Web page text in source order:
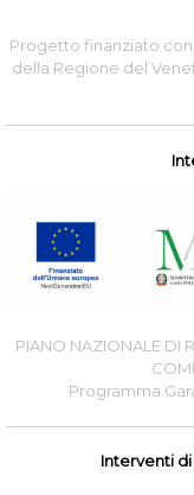
Progetto finanziato con
della Regione del
PIANO NAZIONALE DI
Programma
Interventi di